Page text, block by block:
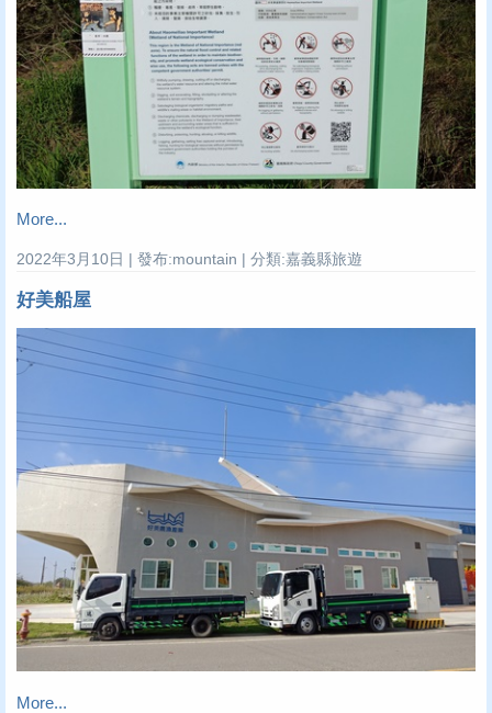
More...
2022年3月10日 | 發布:mountain | 分類:嘉義縣旅遊
好美船屋
More...